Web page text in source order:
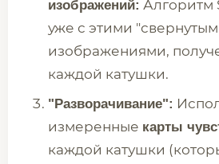
изображений: Алгоритм
уже с этими
изображениями,
каждой катушки.
"Разворачивание":
измеренные карты
каждой катушки